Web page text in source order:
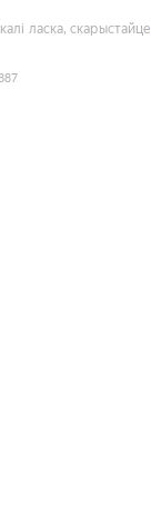
ласка, скарыстайце